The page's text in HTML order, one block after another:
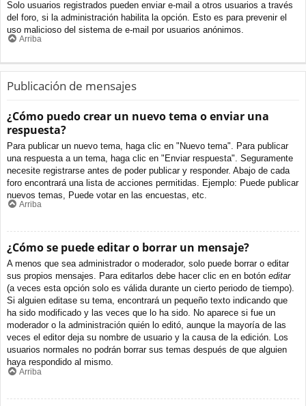
Solo usuarios registrados pueden enviar e-mail a otros usuarios a través
del foro, si la administración habilita la opción. Esto es para prevenir el
uso malicioso del sistema de e-mail por usuarios anónimos.
Arriba
Publicación de mensajes
¿Cómo puedo crear un nuevo tema o enviar una
respuesta?
Para publicar un nuevo tema, haga clic en "Nuevo tema". Para publicar
una respuesta a un tema, haga clic en "Enviar respuesta". Seguramente
necesite registrarse antes de poder publicar y responder. Abajo de cada
foro encontrará una lista de acciones permitidas. Ejemplo: Puede publicar
nuevos temas, Puede votar en las encuestas, etc.
Arriba
¿Cómo se puede editar o borrar un mensaje?
A menos que sea administrador o moderador, solo puede borrar o editar
sus propios mensajes. Para editarlos debe hacer clic en en botón editar
(a veces esta opción solo es válida durante un cierto periodo de tiempo).
Si alguien editase su tema, encontrará un pequeño texto indicando que
ha sido modificado y las veces que lo ha sido. No aparece si fue un
moderador o la administración quién lo editó, aunque la mayoría de las
veces el editor deja su nombre de usuario y la causa de la edición. Los
usuarios normales no podrán borrar sus temas después de que alguien
haya respondido al mismo.
Arriba